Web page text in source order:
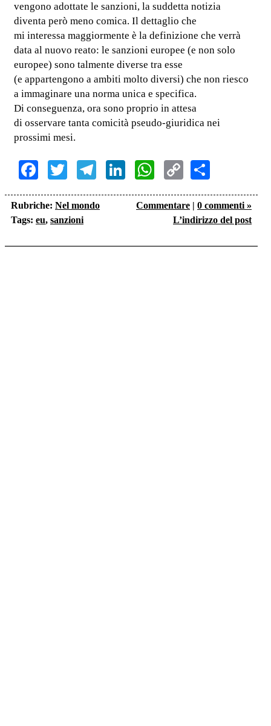
vengono adottate le sanzioni, la suddetta notizia
diventa però meno comica. Il dettaglio che
mi interessa maggiormente è la definizione che verrà
data al nuovo reato: le sanzioni europee (e non solo
europee) sono talmente diverse tra esse
(e appartengono a ambiti molto diversi) che non riesco
a immaginare una norma unica e specifica.
Di conseguenza, ora sono proprio in attesa
di osservare tanta comicità pseudo-giuridica nei
prossimi mesi.
Facebook
TwitterTelegram
LinkedInWhatsApp
Copy
Link
Rubriche: Nel mondo
Tags: eu, sanzioni
Commentare | 0 commenti »
L’indirizzo del post